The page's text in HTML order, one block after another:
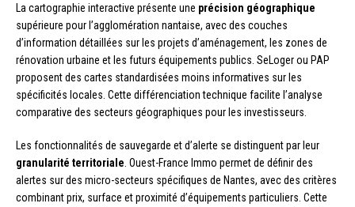
La cartographie interactive présente une précision géographique
supérieure pour l’agglomération nantaise, avec des couches
d’information détaillées sur les projets d’aménagement, les zones de
rénovation urbaine et les futurs équipements publics. SeLoger ou PAP
proposent des cartes standardisées moins informatives sur les
spécificités locales. Cette différenciation technique facilite l’analyse
comparative des secteurs géographiques pour les investisseurs.
Les fonctionnalités de sauvegarde et d’alerte se distinguent par leur
granularité territoriale . Ouest-France Immo permet de définir des
alertes sur des micro-secteurs spécifiques de Nantes, avec des critères
combinant prix, surface et proximité d’équipements particuliers. Cette